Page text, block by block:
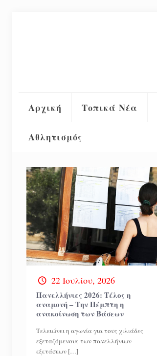
Αρχική Τοπικά Νέα
Αθλητισμός
22 Ιουλίου, 2026
Πανελλήνιες 2026: Τέλος η
αναμονή – Την Πέμπτη η
ανακοίνωση των Βάσεων
Τελειώνει η αγωνία για τους χιλιάδες
εξεταζόμενους των πανελλήνιων
εξετάσεων […]